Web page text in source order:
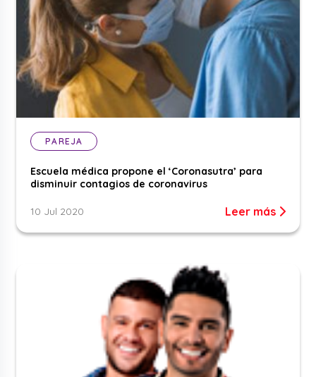
PAREJA
Escuela médica propone el ‘Coronasutra’ para
disminuir contagios de coronavirus
10 Jul 2020 Leer más